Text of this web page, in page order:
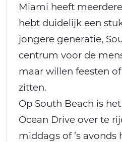
Miami heeft
hebt duidelijk een
jongere generatie,
centrum voor de
maar willen feesten
zitten.
Op South Beach is
Ocean Drive over te
middags of ’s